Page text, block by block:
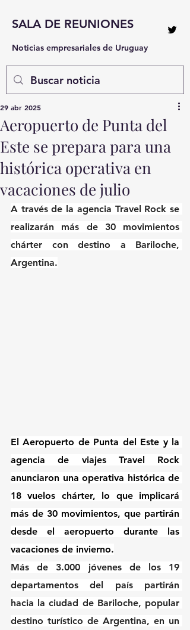
SALA DE REUNIONES
Noticias empresariales de Uruguay
Aeropuerto de Punta del
Este se prepara para una
histórica operativa en
vacaciones de julio
29 abr 2025
A través de la agencia Travel Rock se
realizarán más de 30 movimientos
chárter con destino a Bariloche,
Argentina.
El Aeropuerto de Punta del Este y la
agencia de viajes Travel Rock
anunciaron una operativa histórica de
18 vuelos chárter, lo que implicará
más de 30 movimientos, que partirán
desde el aeropuerto durante las
vacaciones de invierno.
Más de 3.000 jóvenes de los 19
departamentos del país partirán
hacia la ciudad de Bariloche, popular
destino turístico de Argentina, en un